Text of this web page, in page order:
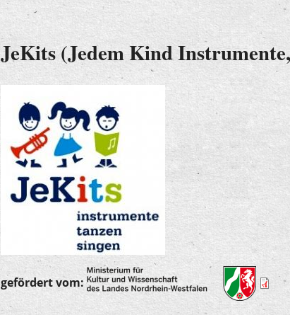
JeKits (Jedem Kind
gefördert vom: